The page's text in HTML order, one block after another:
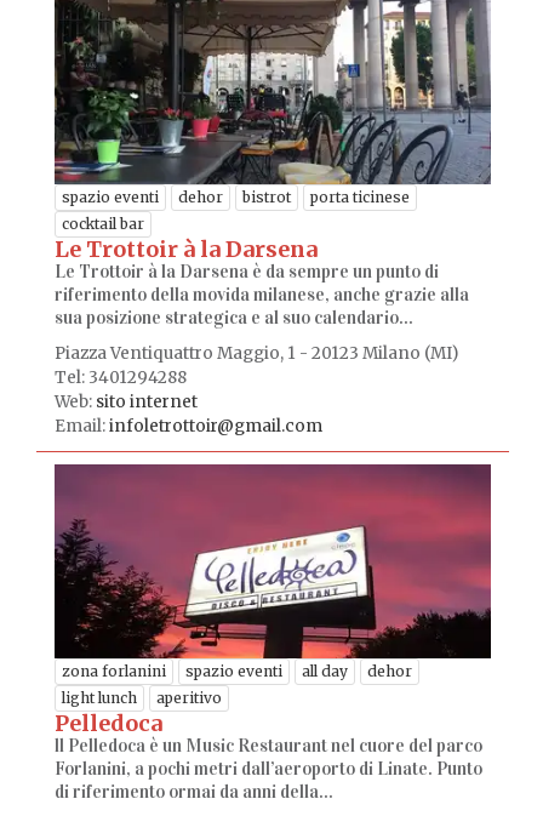
spazio eventi dehor bistrot
porta ticinese
cocktail bar
Le Trottoir à la Darsena
Le Trottoir à la Darsena è da sempre un punto di
riferimento della movida milanese, anche grazie alla
sua posizione strategica e al suo calendario...
Piazza Ventiquattro Maggio, 1 - 20123 Milano (MI)
Tel: 3401294288
Web: sito internet
Email:infoletrottoir@gmail.com
zona forlanini spazio eventi all day
dehor
light lunch
aperitivo
Pelledoca
ll Pelledoca è un Music Restaurant nel cuore del parco
Forlanini, a pochi metri dall’aeroporto di Linate. Punto
di riferimento ormai da anni della...